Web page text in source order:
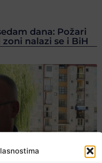
dana: Požari
nalazi se i BiH